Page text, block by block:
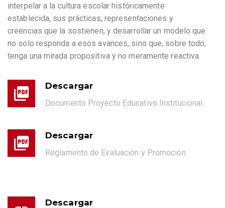
interpelar a la cultura escolar históricamente
establecida, sus prácticas, representaciones y
creencias que la sostienen, y desarrollar un modelo que
no solo responda a esos avances, sino que, sobre todo,
tenga una mirada propositiva y no meramente reactiva.
Descargar
Documento Proyecto Educativo Institucional
Descargar
Reglamento de Evaluación y Promoción
Descargar